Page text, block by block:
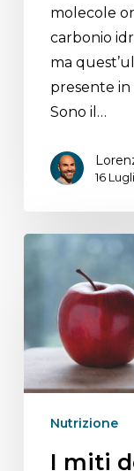
molecole
carbonio
ma
presente
Sono il…
16
Nutrizione
I miti